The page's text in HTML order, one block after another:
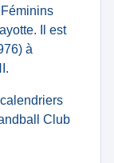
Il est
à
Club